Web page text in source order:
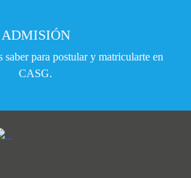
ADMISIÓN
saber para postular y matricularte en
CASG.